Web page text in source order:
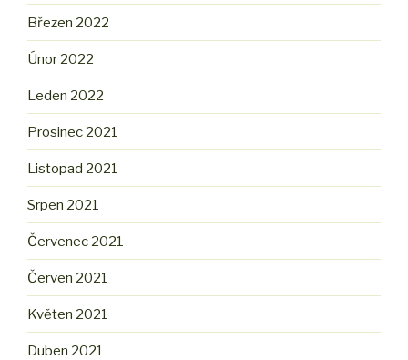
Březen 2022
Únor 2022
Leden 2022
Prosinec 2021
Listopad 2021
Srpen 2021
Červenec 2021
Červen 2021
Květen 2021
Duben 2021